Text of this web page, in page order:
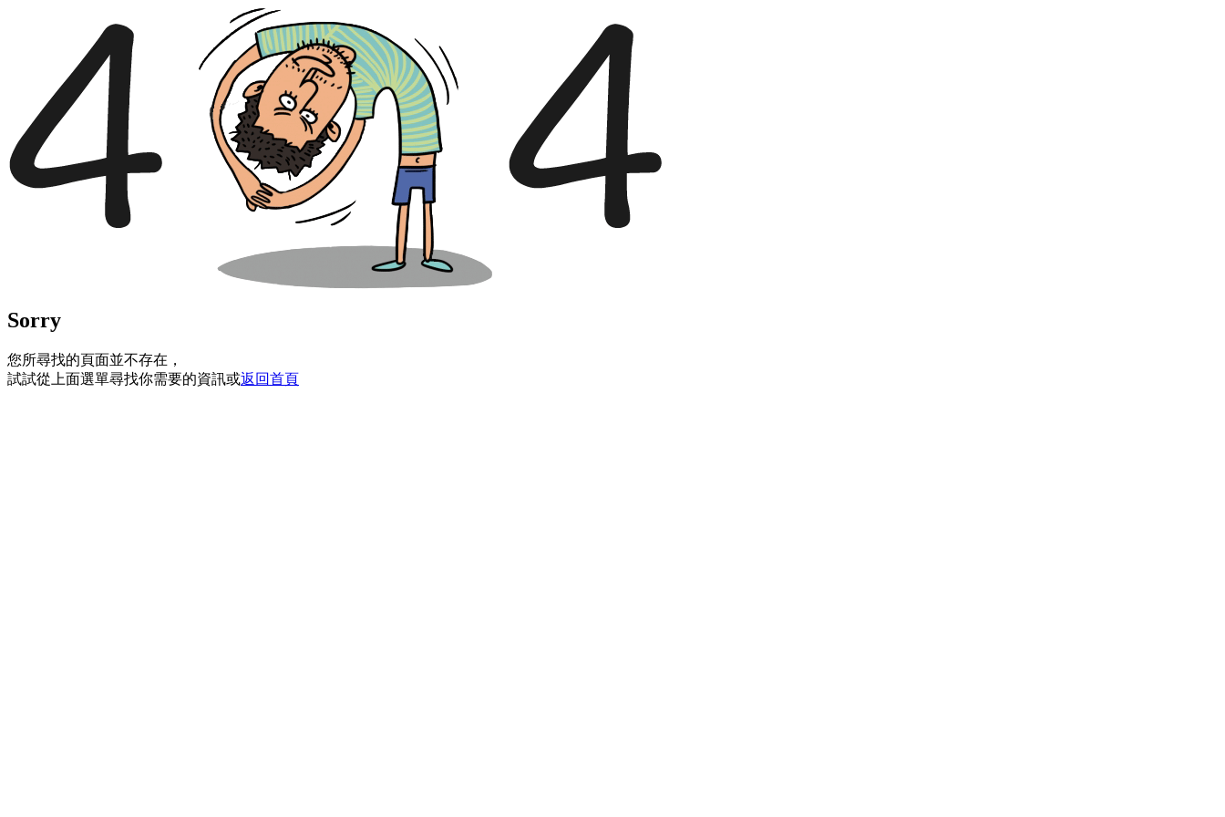
Sorry
您所尋找的頁面並不存在，
試試從上面選單尋找你需要的資訊或返回首頁